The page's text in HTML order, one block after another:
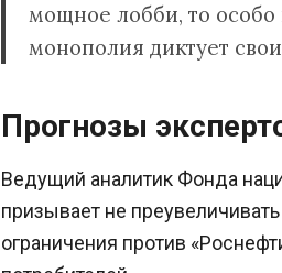
мощное лобби, то особо
монополия диктует
Прогнозы
Ведущий аналитик Фонда
призывает не
ограничения против